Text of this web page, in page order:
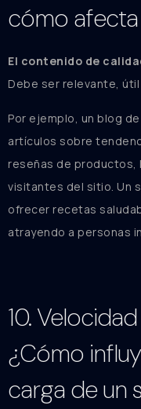
cómo afecta
El contenido de
Debe ser relevante,
Por ejemplo, un blog
artículos sobre
reseñas de productos,
visitantes del sitio. Un
ofrecer recetas
atrayendo a personas
10.
¿Cómo
carga de un